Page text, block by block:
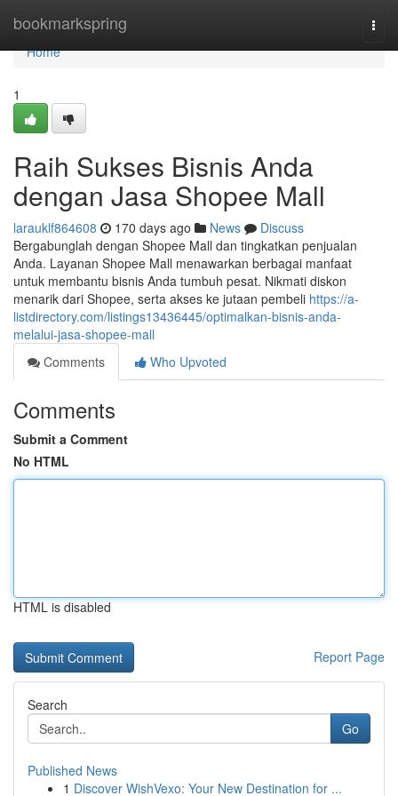
bookmarkspring
Home
Home
1
Raih Sukses Bisnis Anda
dengan Jasa Shopee Mall
larauklf864608 170 days ago News
Discuss
Bergabunglah dengan Shopee Mall dan tingkatkan penjualan
Anda. Layanan Shopee Mall menawarkan berbagai manfaat
untuk membantu bisnis Anda tumbuh pesat. Nikmati diskon
menarik dari Shopee, serta akses ke jutaan pembeli https://a-
listdirectory.com/listings13436445/optimalkan-bisnis-anda-
melalui-jasa-shopee-mall
Comments
Who Upvoted
Comments
Submit a Comment
No HTML
HTML is disabled
Report Page
Search
Go
Published News
1 Discover WishVexo: Your New Destination for ...